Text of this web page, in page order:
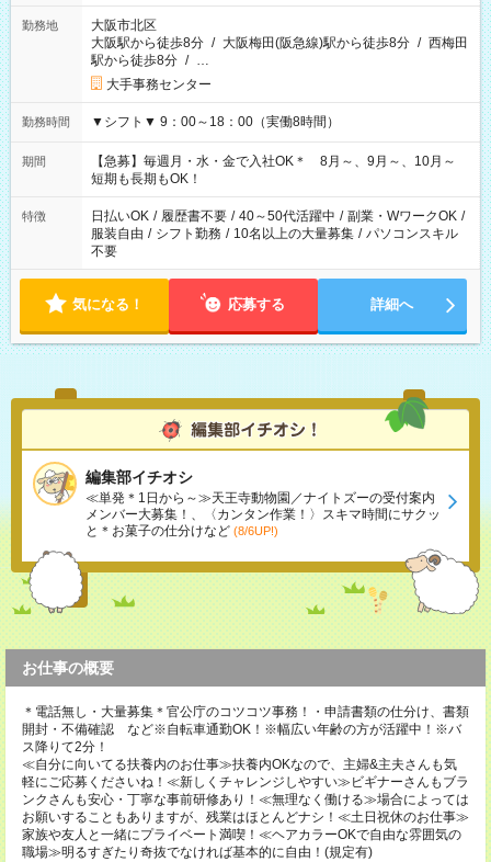
勤務地
大阪市北区
大阪駅から徒歩8分 / 大阪梅田(阪急線)駅から徒歩8分 / 西梅田
駅から徒歩8分 / …
大手事務センター
勤務時間 ▼シフト▼ 9：00～18：00（実働8時間）
期間
【急募】毎週月・水・金で入社OK＊ 8月～、9月～、10月～
短期も長期もOK！
特徴 日払いOK / 履歴書不要 / 40～50代活躍中 / 副業・WワークOK /
服装自由 / シフト勤務 / 10名以上の大量募集 / パソコンスキル
不要
気になる！ 応募する 詳細へ
編集部イチオシ
≪単発＊1日から～≫天王寺動物園／ナイトズーの受付案内
メンバー大募集！、〈カンタン作業！〉スキマ時間にサクッ
と＊お菓子の仕分けなど (8/6UP!)
お仕事の概要
＊電話無し・大量募集＊官公庁のコツコツ事務！・申請書類の仕分け、書類
開封・不備確認 など※自転車通勤OK！※幅広い年齢の方が活躍中！※バ
ス降りて2分！
≪自分に向いてる扶養内のお仕事≫扶養内OKなので、主婦&主夫さんも気
軽にご応募くださいね！≪新しくチャレンジしやすい≫ビギナーさんもブラ
ンクさんも安心・丁寧な事前研修あり！≪無理なく働ける≫場合によっては
お願いすることもありますが、残業はほとんどナシ！≪土日祝休のお仕事≫
家族や友人と一緒にプライベート満喫！≪ヘアカラーOKで自由な雰囲気の
職場≫明るすぎたり奇抜でなければ基本的に自由！(規定有)